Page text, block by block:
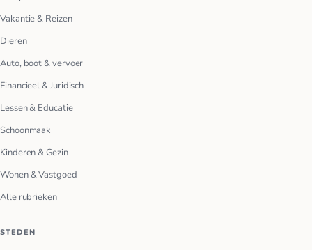
Vakantie & Reizen
Dieren
Auto, boot & vervoer
Financieel & Juridisch
Lessen & Educatie
Schoonmaak
Kinderen & Gezin
Wonen & Vastgoed
Alle rubrieken
STEDEN